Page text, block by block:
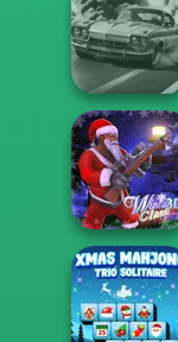
3D Car
Winter Clash 3D